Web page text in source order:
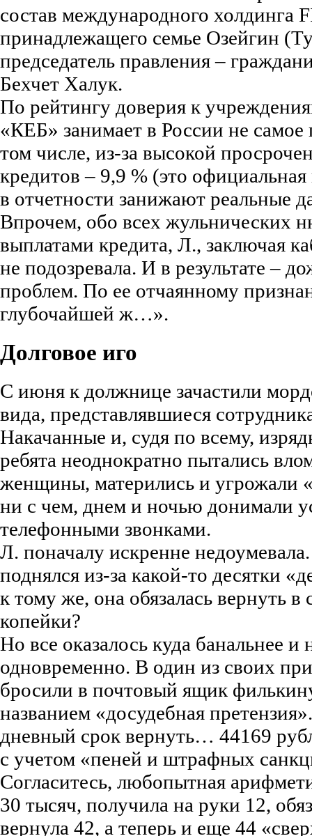
состав международного холдинга
принадлежащего семье Озейгин
председатель правления –
Бехчет Халук.
По рейтингу доверия к
«КЕБ» занимает в России не самое
том числе, из-за высокой
кредитов – 9,9 % (это
в отчетности занижают реальные
Впрочем, обо всех жульнических
выплатами кредита, Л., заключая
не подозревала. И в результате –
проблем. По ее отчаянному
глубочайшей ж…».
Долговое иго
С июня к должнице зачастили
вида, представлявшиеся
Накачанные и, судя по всему,
ребята неоднократно пытались
женщины, матерились и угрожали
ни с чем, днем и ночью донимали
телефонными звонками.
Л. поначалу искренне
поднялся из-за какой-то десятки
к тому же, она обязалась вернуть
копейки?
Но все оказалось куда банальнее и
одновременно. В один из своих
бросили в почтовый ящик
названием «досудебная
дневный срок вернуть… 44169
с учетом «пеней и штрафных
Согласитесь, любопытная
30 тысяч, получила на руки 12,
вернула 42, а теперь и еще 44